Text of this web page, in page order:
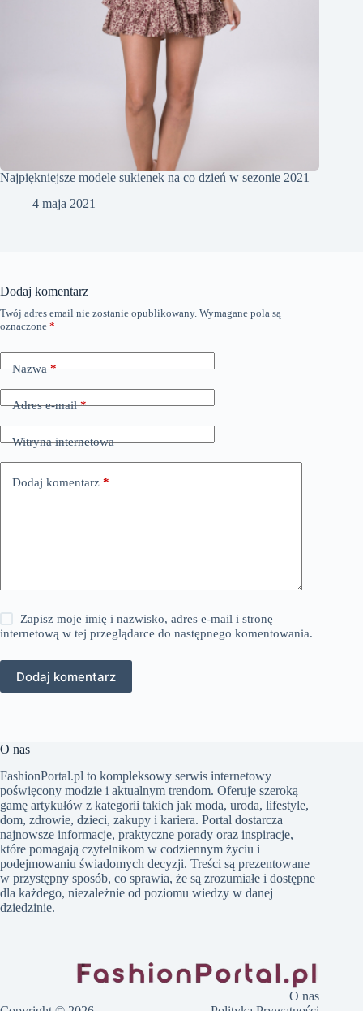
Najpiękniejsze modele sukienek na co dzień w sezonie 2021
4 maja 2021
Dodaj komentarz
Twój adres email nie zostanie opublikowany. Wymagane pola są
oznaczone *
Nazwa*
Adres e-mail*
Witryna internetowa
Dodaj komentarz *
Zapisz moje imię i nazwisko, adres e-mail i stronę
internetową w tej przeglądarce do następnego komentowania.
Dodaj komentarz
O nas
FashionPortal.pl to kompleksowy serwis internetowy
poświęcony modzie i aktualnym trendom. Oferuje szeroką
gamę artykułów z kategorii takich jak moda, uroda, lifestyle,
dom, zdrowie, dzieci, zakupy i kariera. Portal dostarcza
najnowsze informacje, praktyczne porady oraz inspiracje,
które pomagają czytelnikom w codziennym życiu i
podejmowaniu świadomych decyzji. Treści są prezentowane
w przystępny sposób, co sprawia, że są zrozumiałe i dostępne
dla każdego, niezależnie od poziomu wiedzy w danej
dziedzinie.
O nas